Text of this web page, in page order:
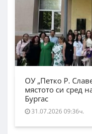
ОУ „Петко Р.
мястото си сред
Бургас
31.07.2026 09:36ч.